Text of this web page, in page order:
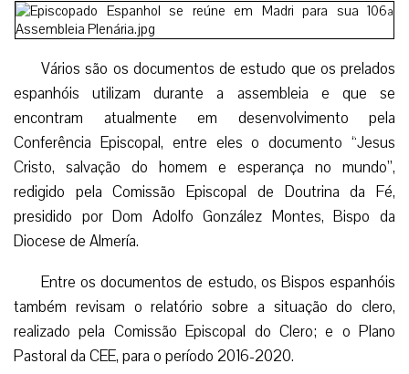
Vários são os documentos de estudo que os prelados
espanhóis utilizam durante a assembleia e que se
encontram atualmente em desenvolvimento pela
Conferência Episcopal, entre eles o documento “Jesus
Cristo, salvação do homem e esperança no mundo”,
redigido pela Comissão Episcopal de Doutrina da Fé,
presidido por Dom Adolfo González Montes, Bispo da
Diocese de Almería.
Entre os documentos de estudo, os Bispos espanhóis
também revisam o relatório sobre a situação do clero,
realizado pela Comissão Episcopal do Clero; e o Plano
Pastoral da CEE, para o período 2016-2020.